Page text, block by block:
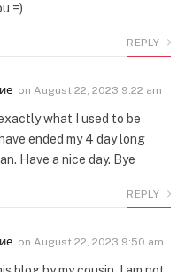
=)
REPLY
on August 22, 2023 9:22 am
what I used to be
ended my 4 day long
Have a nice day. Bye
REPLY
on August 22, 2023 9:50 am